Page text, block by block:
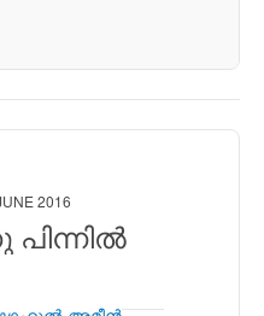
2016
പിന്നില്‍